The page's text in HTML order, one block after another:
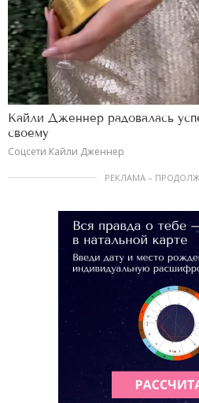
Кайли Дженнер радовалась
своему
Соцсети Кайли Дженнер
РЕКЛАМА –